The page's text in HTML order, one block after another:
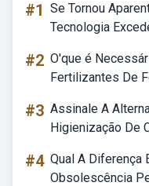
#1 Se Tornou
Tecnologia
#2 O'que é
Fertilizantes De
#3 Assinale A
Higienização De
#4 Qual A Diferença
Obsolescência